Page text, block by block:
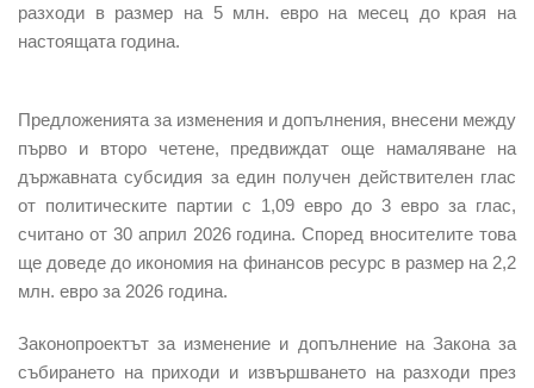
разходи в размер на 5 млн. евро на месец до края на
настоящата година.
Предложенията за изменения и допълнения, внесени между
първо и второ четене, предвиждат още намаляване на
държавната субсидия за един получен действителен глас
от политическите партии с 1,09 евро до 3 евро за глас,
считано от 30 април 2026 година.Според вносителите това
ще доведе до икономия на финансов ресурс в размер на 2,2
млн. евро за 2026 година.
Законопроектът за изменение и допълнение на Закона за
събирането на приходи и извършването на разходи през